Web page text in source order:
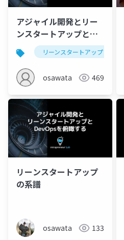
アジャイル開発とリー
ンスタートアップと
DevOpsを俯瞰する
リーンスタートアップ
osawata 469
リーンスタートアップ
の系譜
osawata 133